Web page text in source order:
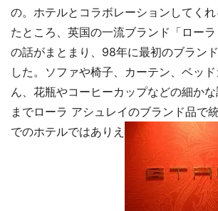
の。ホテルとコラボレーションしてく
たところ、英国の一流ブランド「ロー
の話がまとまり、98年に最初のブラン
した。ソファや椅子、カーテン、ベッ
ん、花瓶やコーヒーカップなどの細か
までローラ アシュレイのブランド品で
でのホテルではありえ